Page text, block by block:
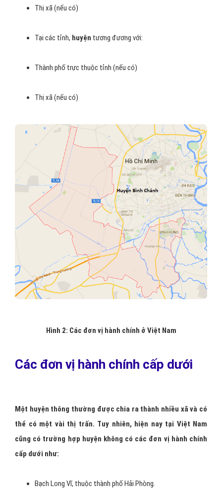
Thị xã (nếu có)
Tại các tỉnh, huyện tương đương với:
Thành phố trực thuộc tỉnh (nếu có)
Thị xã (nếu có)
Hình 2: Các đơn vị hành chính ở Việt Nam
Các đơn vị hành chính cấp dưới
Một huyện thông thường được chia ra thành nhiều xã và có
thể có một vài thị trấn. Tuy nhiên, hiện nay tại Việt Nam
cũng có trường hợp huyện không có các đơn vị hành chính
cấp dưới như:
Bạch Long Vĩ, thuộc thành phố Hải Phòng.